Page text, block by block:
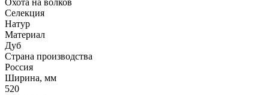
Селекция
Натур
Материал
Дуб
Страна производства
Россия
Ширина, мм
520